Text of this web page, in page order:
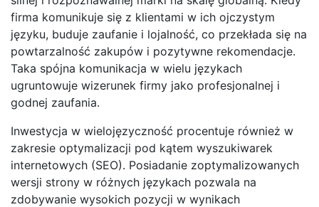
firma komunikuje się z klientami w ich ojczystym
języku, buduje zaufanie i lojalność, co przekłada się na
powtarzalność zakupów i pozytywne rekomendacje.
Taka spójna komunikacja w wielu językach
ugruntowuje wizerunek firmy jako profesjonalnej i
godnej zaufania.
Inwestycja w wielojęzyczność procentuje również w
zakresie optymalizacji pod kątem wyszukiwarek
internetowych (SEO). Posiadanie zoptymalizowanych
wersji strony w różnych językach pozwala na
zdobywanie wysokich pozycji w wynikach